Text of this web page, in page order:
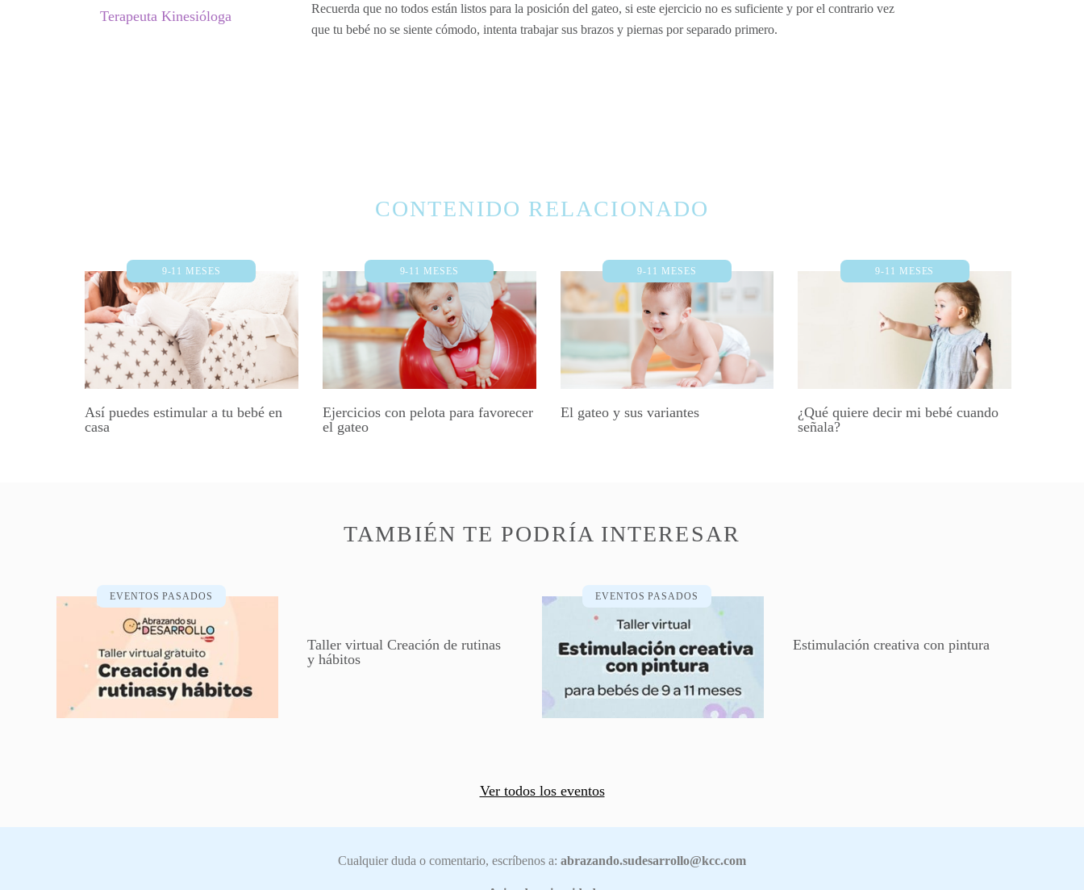
Terapeuta Kinesióloga
Recuerda que no todos están listos para la posición del gateo, si este ejercicio no es suficiente y por el contrario vez
que tu bebé no se siente cómodo, intenta trabajar sus brazos y piernas por separado primero.
CONTENIDO RELACIONADO
9-11 MESES
Así puedes estimular a tu bebé en
casa
9-11 MESES
Ejercicios con pelota para favorecer
el gateo
9-11 MESES
El gateo y sus variantes
9-11 MESES
¿Qué quiere decir mi bebé cuando
señala?
TAMBIÉN TE PODRÍA INTERESAR
EVENTOS PASADOS
Taller virtual Creación de rutinas
y hábitos
EVENTOS PASADOS
Estimulación creativa con pintura
Ver todos los eventos
Cualquier duda o comentario, escríbenos a: abrazando.sudesarrollo@kcc.com